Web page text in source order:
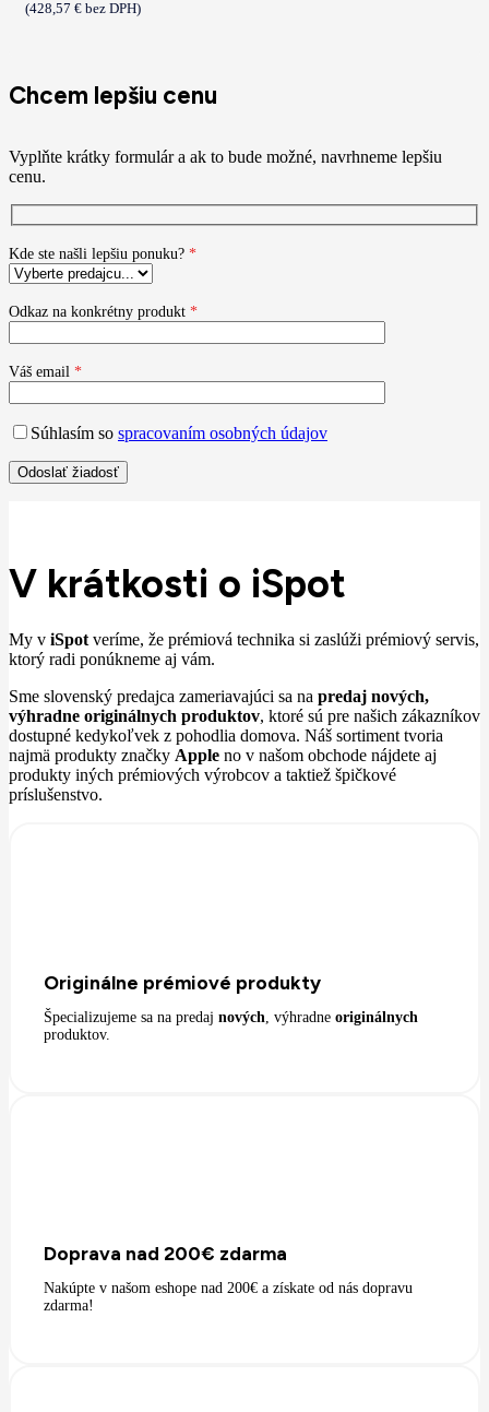
(428,57 € bez DPH)
Chcem lepšiu cenu
Vyplňte krátky formulár a ak to bude možné, navrhneme lepšiu
cenu.
Kde ste našli lepšiu ponuku? *
Odkaz na konkrétny produkt *
Váš email *
Súhlasím so spracovaním osobných údajov
V krátkosti o iSpot
My v iSpot veríme, že prémiová technika si zaslúži prémiový servis,
ktorý radi ponúkneme aj vám.
Sme slovenský predajca zameriavajúci sa na predaj nových,
výhradne originálnych produktov, ktoré sú pre našich zákazníkov
dostupné kedykoľvek z pohodlia domova. Náš sortiment tvoria
najmä produkty značky Apple no v našom obchode nájdete aj
produkty iných prémiových výrobcov a taktiež špičkové
príslušenstvo.
Originálne prémiové produkty
Špecializujeme sa na predaj nových , výhradne originálnych
produktov.
Doprava nad 200€ zdarma
Nakúpte v našom eshope nad 200€ a získate od nás dopravu
zdarma!